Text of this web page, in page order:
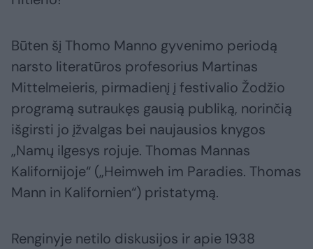
Būten šį Thomo Manno gyvenimo periodą
narsto literatūros profesorius Martinas
Mittelmeieris, pirmadienį į festivalio Žodžio
programą sutraukęs gausią publiką, norinčią
išgirsti jo įžvalgas bei naujausios knygos
„Namų ilgesys rojuje. Thomas Mannas
Kalifornijoje“ („Heimweh im Paradies. Thomas
Mann in Kalifornien“) pristatymą.
Renginyje netilo diskusijos ir apie 1938